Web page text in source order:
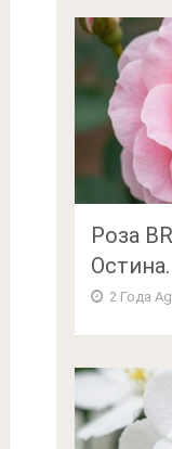
Роза
2 Года